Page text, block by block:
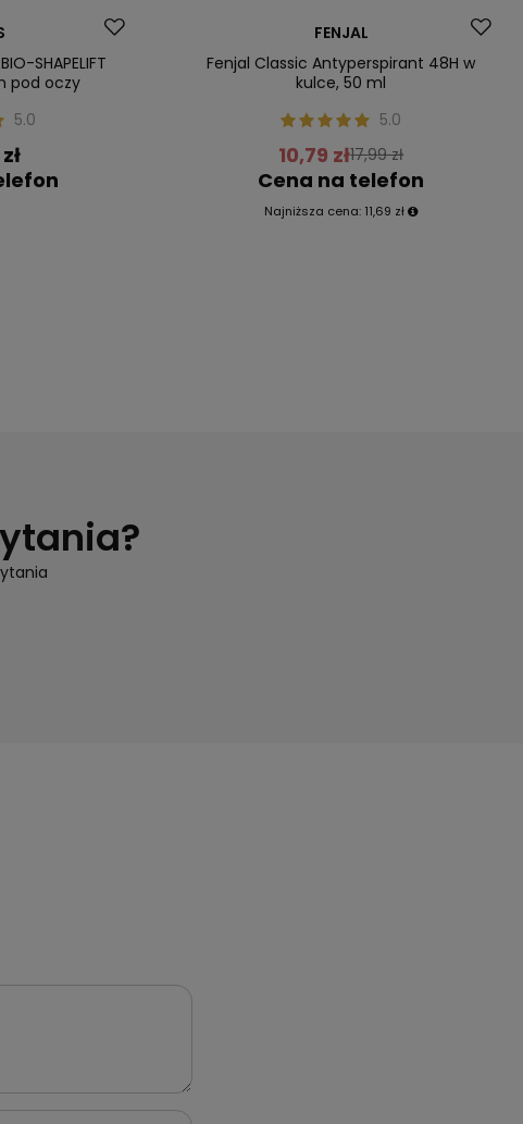
SHAPELIFT
pod oczy
5.0
FENJAL
Fenjal Classic Antyperspirant 48H w
kulce, 50 ml
5.0
10,79 zł17,99 zł
Cena na telefon
Najniższa cena: 11,69 zł